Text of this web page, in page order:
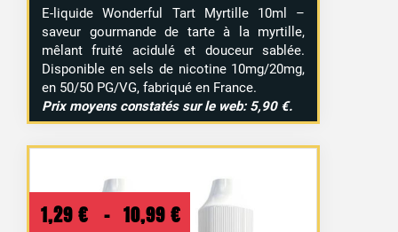
E-liquide Wonderful Tart Myrtille 10ml –
saveur gourmande de tarte à la myrtille,
mêlant fruité acidulé et douceur sablée.
Disponible en sels de nicotine 10mg/20mg,
en 50/50 PG/VG, fabriqué en France.
Prix moyens constatés sur le web: 5,90 €.
1,29 € – 10,99 €
Plage